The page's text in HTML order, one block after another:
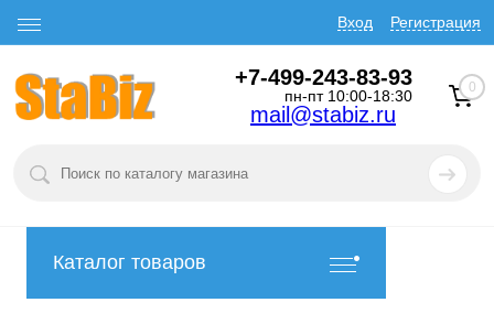
Вход Регистрация
+7-499-243-83-93
пн-пт 10:00-18:30
mail@stabiz.ru
0
Каталог товаров